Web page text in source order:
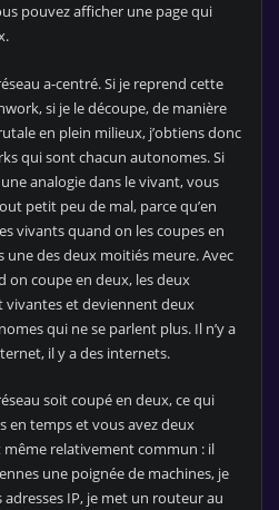
pouvez afficher une page qui
a-centré. Si je reprend cette
si je le découpe, de manière
en plein milieux, j’obtiens donc
qui sont chacun autonomes. Si
analogie dans le vivant, vous
petit peu de mal, parce qu’en
vivants quand on les coupes en
une des deux moitiés meure. Avec
on coupe en deux, les deux
vivantes et deviennent deux
qui ne se parlent plus. Il n’y a
il y a des internets.
soit coupé en deux, ce qui
en temps et vous avez deux
même relativement commun : il
une poignée de machines, je
adresses IP, je met un routeur au